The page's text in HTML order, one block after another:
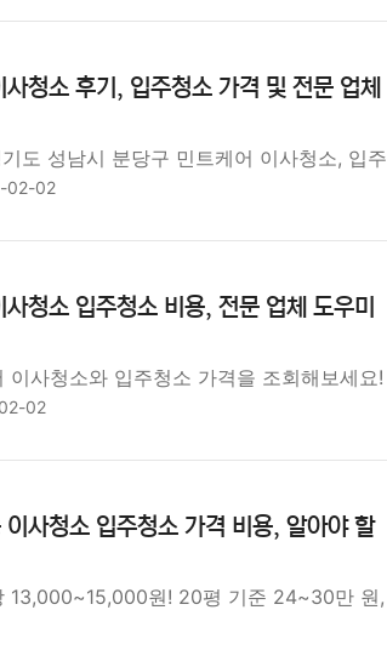
청소 후기, 입주청소 가격 및 전문 업체
도 성남시 분당구 민트케어 이사청소, 입주
02-02
청소 입주청소 비용, 전문 업체 도우미
사청소와 입주청소 가격을 조회해보세요!
02
사청소 입주청소 가격 비용, 알아야 할
13,000~15,000원! 20평 기준 24~30만 원,